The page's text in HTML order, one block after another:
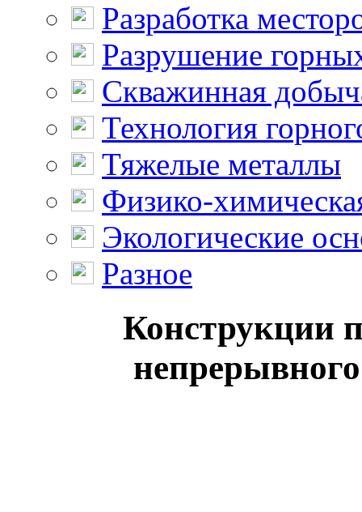
Разработка
Разрушение
Скважинная
Технология
Тяжелые металлы
Физико-
Экологические
Разное
Конструкции